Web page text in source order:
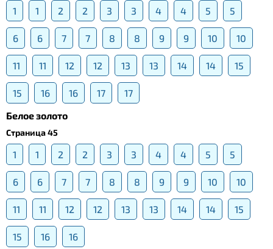
1 1 2 2 3 3 4 4 5 5
6 6 7 7 8 8 9 9 10 10
11 11 12 12 13 13 14 14 15
15 16 16 17
17
Белое золото
Страница 45
1 1 2 2 3 3 4 4 5 5
6 6 7 7 8 8 9 9 10 10
11 11 12 12 13 13 14 14 15
15 16
16